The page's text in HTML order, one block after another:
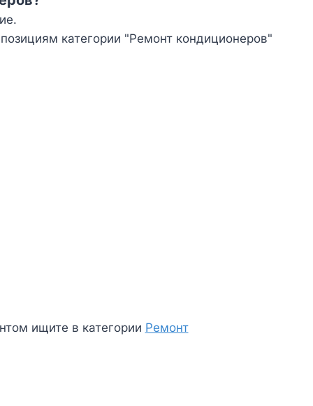
категории "Ремонт кондиционеров"
ищите в категории Ремонт